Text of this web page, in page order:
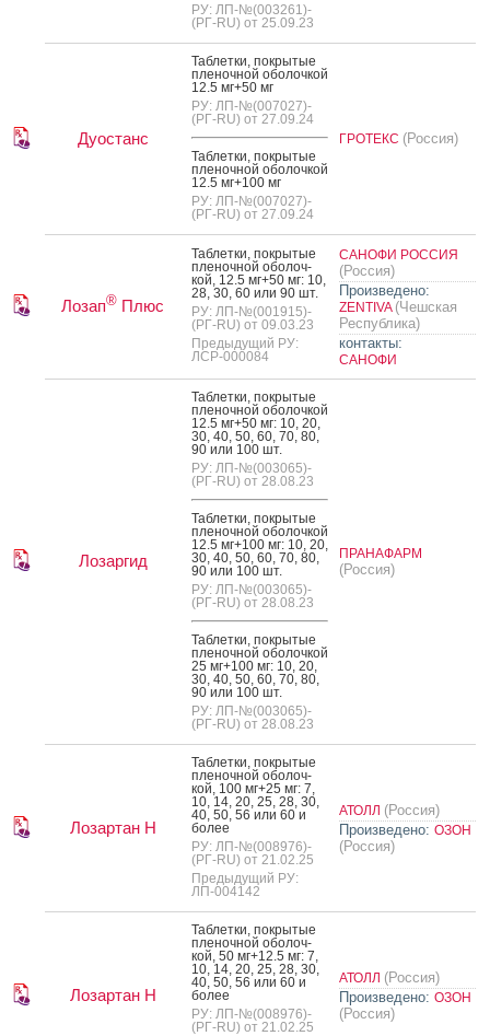
РУ: ЛП-№(003261)-
(РГ-RU) от 25.09.23
Дуостанс
Таб­летки, пок­ры­тые
пле­ноч­ной обо­лоч­кой
12.5 мг+50 мг
РУ: ЛП-№(007027)-
(РГ-RU) от 27.09.24
Таб­летки, пок­ры­тые
пле­ноч­ной обо­лоч­кой
12.5 мг+100 мг
РУ: ЛП-№(007027)-
(РГ-RU) от 27.09.24
ГРОТЕКС (Россия)
Лозап® Плюс
Таб­летки, пок­ры­тые
пле­ноч­ной обо­лоч­
кой, 12.5 мг+50 мг: 10,
28, 30, 60 или 90 шт.
РУ: ЛП-№(001915)-
(РГ-RU) от 09.03.23
Предыдущий РУ:
ЛСР-000084
САНОФИ РОССИЯ
(Россия)
Произведено:
ZENTIVA (Чешская
Республика)
контакты:
САНОФИ
Лозаргид
Таб­летки, пок­ры­тые
пле­ноч­ной обо­лоч­кой
12.5 мг+50 мг: 10, 20,
30, 40, 50, 60, 70, 80,
90 или 100 шт.
РУ: ЛП-№(003065)-
(РГ-RU) от 28.08.23
Таб­летки, пок­ры­тые
пле­ноч­ной обо­лоч­кой
12.5 мг+100 мг: 10, 20,
30, 40, 50, 60, 70, 80,
90 или 100 шт.
РУ: ЛП-№(003065)-
(РГ-RU) от 28.08.23
Таб­летки, пок­ры­тые
пле­ноч­ной обо­лоч­кой
25 мг+100 мг: 10, 20,
30, 40, 50, 60, 70, 80,
90 или 100 шт.
РУ: ЛП-№(003065)-
(РГ-RU) от 28.08.23
ПРАНАФАРМ
(Россия)
Лозартан Н
Таб­летки, пок­ры­тые
пле­ноч­ной обо­лоч­
кой, 100 мг+25 мг: 7,
10, 14, 20, 25, 28, 30,
40, 50, 56 или 60 и
бо­лее
РУ: ЛП-№(008976)-
(РГ-RU) от 21.02.25
Предыдущий РУ:
ЛП-004142
АТОЛЛ (Россия)
Произведено: ОЗОН
(Россия)
Лозартан Н
Таб­летки, пок­ры­тые
пле­ноч­ной обо­лоч­
кой, 50 мг+12.5 мг: 7,
10, 14, 20, 25, 28, 30,
40, 50, 56 или 60 и
бо­лее
РУ: ЛП-№(008976)-
(РГ-RU) от 21.02.25
АТОЛЛ (Россия)
Произведено: ОЗОН
(Россия)